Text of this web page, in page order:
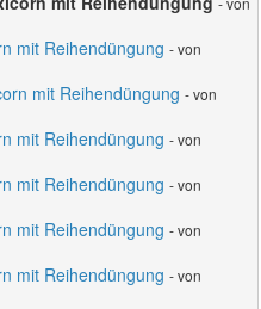
mit Reihendüngung - von
mit Reihendüngung - von
mit Reihendüngung - von
mit Reihendüngung - von
mit Reihendüngung - von
mit Reihendüngung - von